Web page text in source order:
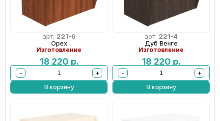
арт. 221-6
Орех
Изготовление
18 220 р.
−
+
В корзину
арт. 221-4
Дуб Венге
Изготовление
18 220 р.
−
+
В корзину